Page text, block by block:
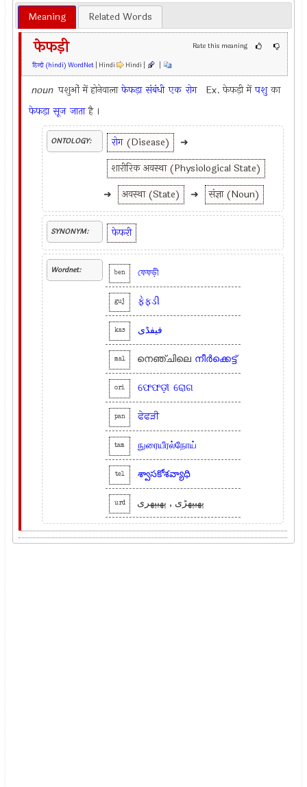
Meaning Related Words
Rate this meaning
फेफड़ी
हिन्दी (hindi) WordNet | Hindi Hindi | |
noun पशुओं में होनेवालाफेफड़ा संबंधी एक रोग Ex.फेफड़ी मेंपशु का
फेफड़ा सूज जाताहै ।
ONTOLOGY: रोग (Disease)
➜
शारीरिक अवस्था (Physiological State)
➜
अवस्था (State) ➜ संज्ञा (Noun)
SYNONYM: फेफरी
Wordnet: ben ফেফড়ী
guj ફેફડી
kas فیفڈی
mal നെഞ്ചിലെ നീർക്കെട്ട്
ori ଫେଫଡ଼ୀ ରୋଗ
pan ਫੇਫੜੀ
tam நுரையீரல்நோய்
tel శ్వాసకోశవ్యాధి
urd پھیپھڑی , پھیپھری